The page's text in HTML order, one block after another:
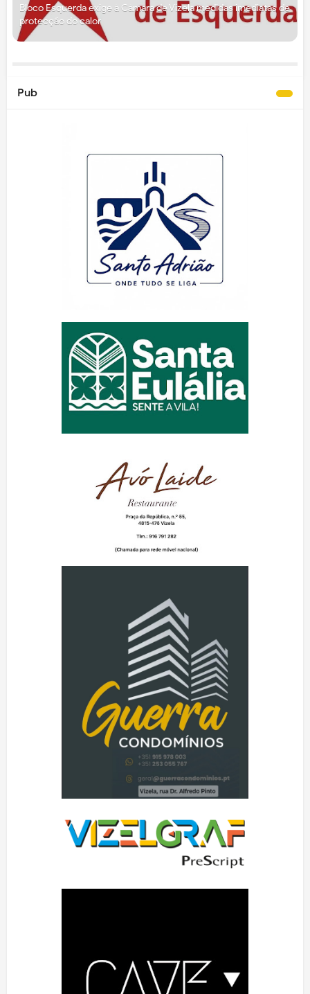
Bloco Esquerda exige à Câmara de Vizela medidas imediatas de
protecção do calor
Pub